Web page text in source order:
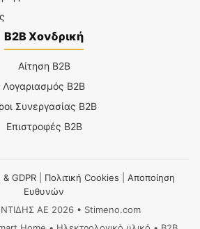
B2B Χονδρική
Αίτηση B2B
Λογαριασμός B2B
Συνεργασίας B2B
Επιστροφές B2B
GDPR Πολιτική Cookies
Αποποίηση
Ευθυνών
ΑΕ 2026 • Stimeno.com